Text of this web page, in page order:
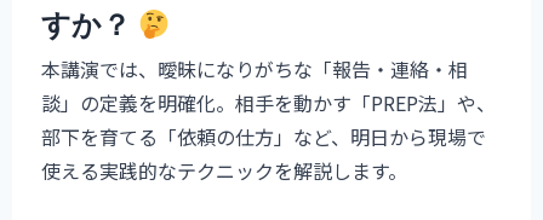
すか？
本講演では、曖昧になりがちな「報告・連絡・相
談」の定義を明確化。相手を動かす「PREP法」や、
部下を育てる「依頼の仕方」など、明日から現場で
使える実践的なテクニックを解説します。